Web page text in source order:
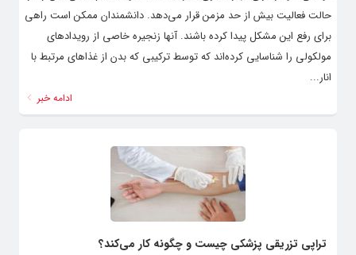
حالت فعالیت بیش از حد مزمن قرار می‌دهد. دانشمندان ممکن است راهی
برای رفع این مشکل پیدا کرده باشند. آنها زنجیره خاصی از رویدادهای
مولکولی را شناسایی کرده‌اند که توسط ترکیبی که بدن از غذاهای مرتبط با
انار...
ادامه خبر
تراپی تزریقی پزشکی چیست و چگونه کار می‌کند؟